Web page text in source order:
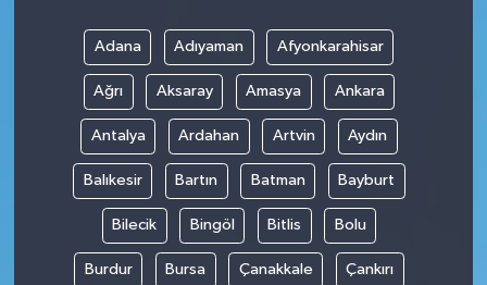
Adana Adıyaman Afyonkarahisar
Ağrı Aksaray Amasya Ankara
Antalya Ardahan Artvin Aydın
Balıkesir Bartın Batman Bayburt
Bilecik Bingöl Bitlis Bolu
Burdur Bursa Çanakkale Çankırı